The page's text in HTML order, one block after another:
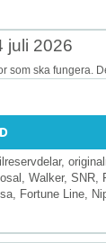
juli 2026
som ska fungera.
Walker, SNR,
Fortune Line,